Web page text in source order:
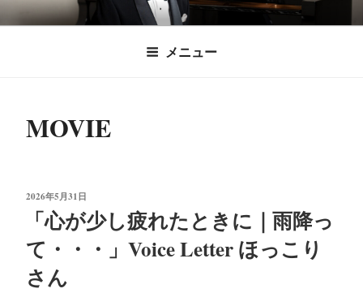
コ
時田直也 声楽
歌うことは希望を語ること、生きることは喜
びも悲しみもわかちあうことかけがえのない
メニュー
MOVIE
投
日:
2026年5月31日
「心が少し疲れたときに｜雨降っ
て・・・」Voice Letter ほっこり
さん